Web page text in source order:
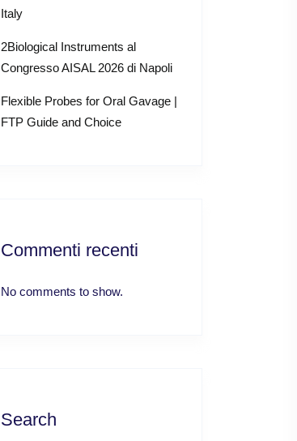
Italy
2Biological Instruments al
Congresso AISAL 2026 di Napoli
Flexible Probes for Oral Gavage |
FTP Guide and Choice
Commenti recenti
No comments to show.
Search